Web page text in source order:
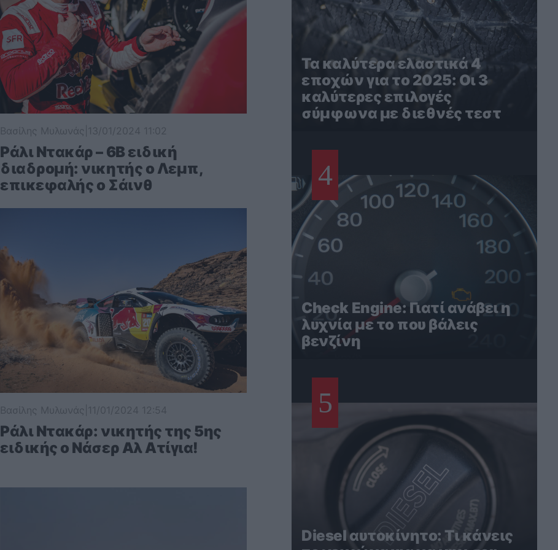
Βασίλης Μυλωνάς 13/01/2024 11:02
Ράλι Ντακάρ – 6Β ειδική
διαδρομή: νικητής ο Λεμπ,
επικεφαλής ο Σάινθ
Βασίλης Μυλωνάς 11/01/2024 12:54
Ράλι Ντακάρ: νικητής της 5ης
ειδικής ο Νάσερ Αλ Ατίγια!
Τα καλύτερα ελαστικά 4
εποχών για το 2025: Οι 3
καλύτερες επιλογές
σύμφωνα με διεθνές τεστ
4
Check Engine: Γιατί ανάβει η
λυχνία με το που βάλεις
βενζίνη
5
Diesel αυτοκίνητο: Τι κάνεις